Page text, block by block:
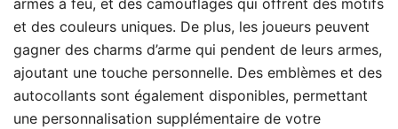
armes à feu, et des camouflages qui offrent des motifs
et des couleurs uniques. De plus, les joueurs peuvent
gagner des charms d’arme qui pendent de leurs armes,
ajoutant une touche personnelle. Des emblèmes et des
autocollants sont également disponibles, permettant
une personnalisation supplémentaire de votre